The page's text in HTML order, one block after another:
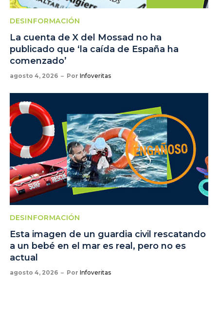
DESINFORMACIÓN
La cuenta de X del Mossad no ha
publicado que ‘la caída de España ha
comenzado’
agosto 4, 2026 Por Infoveritas
DESINFORMACIÓN
Esta imagen de un guardia civil rescatando
a un bebé en el mar es real, pero no es
actual
agosto 4, 2026 Por Infoveritas